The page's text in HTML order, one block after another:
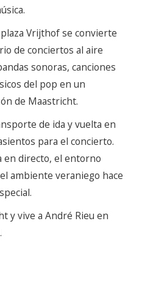
Vrijthof se convierte
de conciertos al aire
sonoras, canciones
del pop en un
de Maastricht.
de ida y vuelta en
para el concierto.
en directo, el entorno
ambiente veraniego hace
y vive a André Rieu en